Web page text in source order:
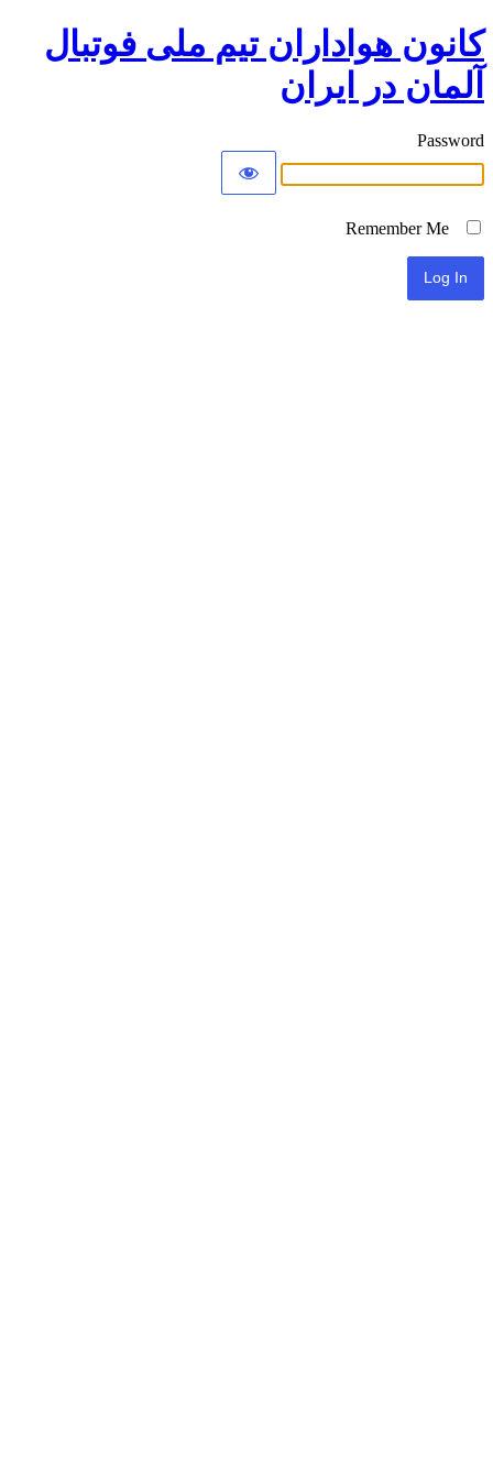
کانون هواداران تیم ملی فوتبال
آلمان در ایران
Password
Remember Me